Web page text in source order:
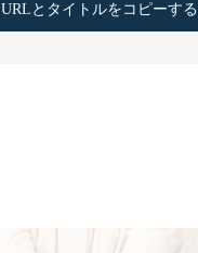
URLとタイトルをコピーする